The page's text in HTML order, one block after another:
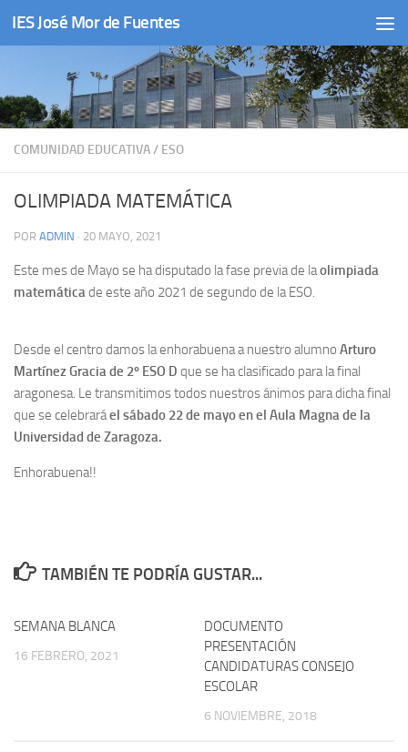
Saltar al contenido
IES José Mor de Fuentes
COMUNIDAD EDUCATIVA/ ESO
OLIMPIADA MATEMÁTICA
POR ADMIN · 20 MAYO, 2021
Este mes de Mayo se ha disputado la fase previa de laolimpiada
matemáticade este año 2021 de segundo de la ESO.
Desde el centro damos la enhorabuena a nuestro alumno Arturo
Martínez Gracia de 2º ESO D que se ha clasificado para la final
aragonesa. Le transmitimos todos nuestros ánimos para dicha final
que se celebraráel sábado 22 de mayo en el Aula Magna de la
Universidad de Zaragoza.
Enhorabuena!!
TAMBIÉN TE PODRÍA GUSTAR...
SEMANA BLANCA
16 FEBRERO, 2021
DOCUMENTO
PRESENTACIÓN
CANDIDATURAS CONSEJO
ESCOLAR
6 NOVIEMBRE, 2018